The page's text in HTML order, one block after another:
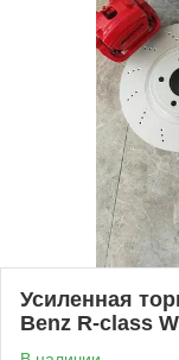
Усиленная
Benz R-class